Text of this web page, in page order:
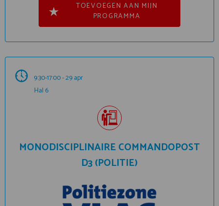
TOEVOEGEN AAN MIJN
PROGRAMMA
9:30-17:00 - 29 apr
Hal 6
MONODISCIPLINAIRE COMMANDOPOST
D3 (POLITIE)